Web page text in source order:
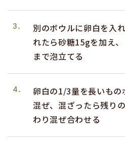
3.
別のボウルに卵白を入
れたら砂糖15gを加え
まで泡立てる
4.
卵白の1/3量を長いもの
混ぜ、混ざったら残り
わり混ぜ合わせる